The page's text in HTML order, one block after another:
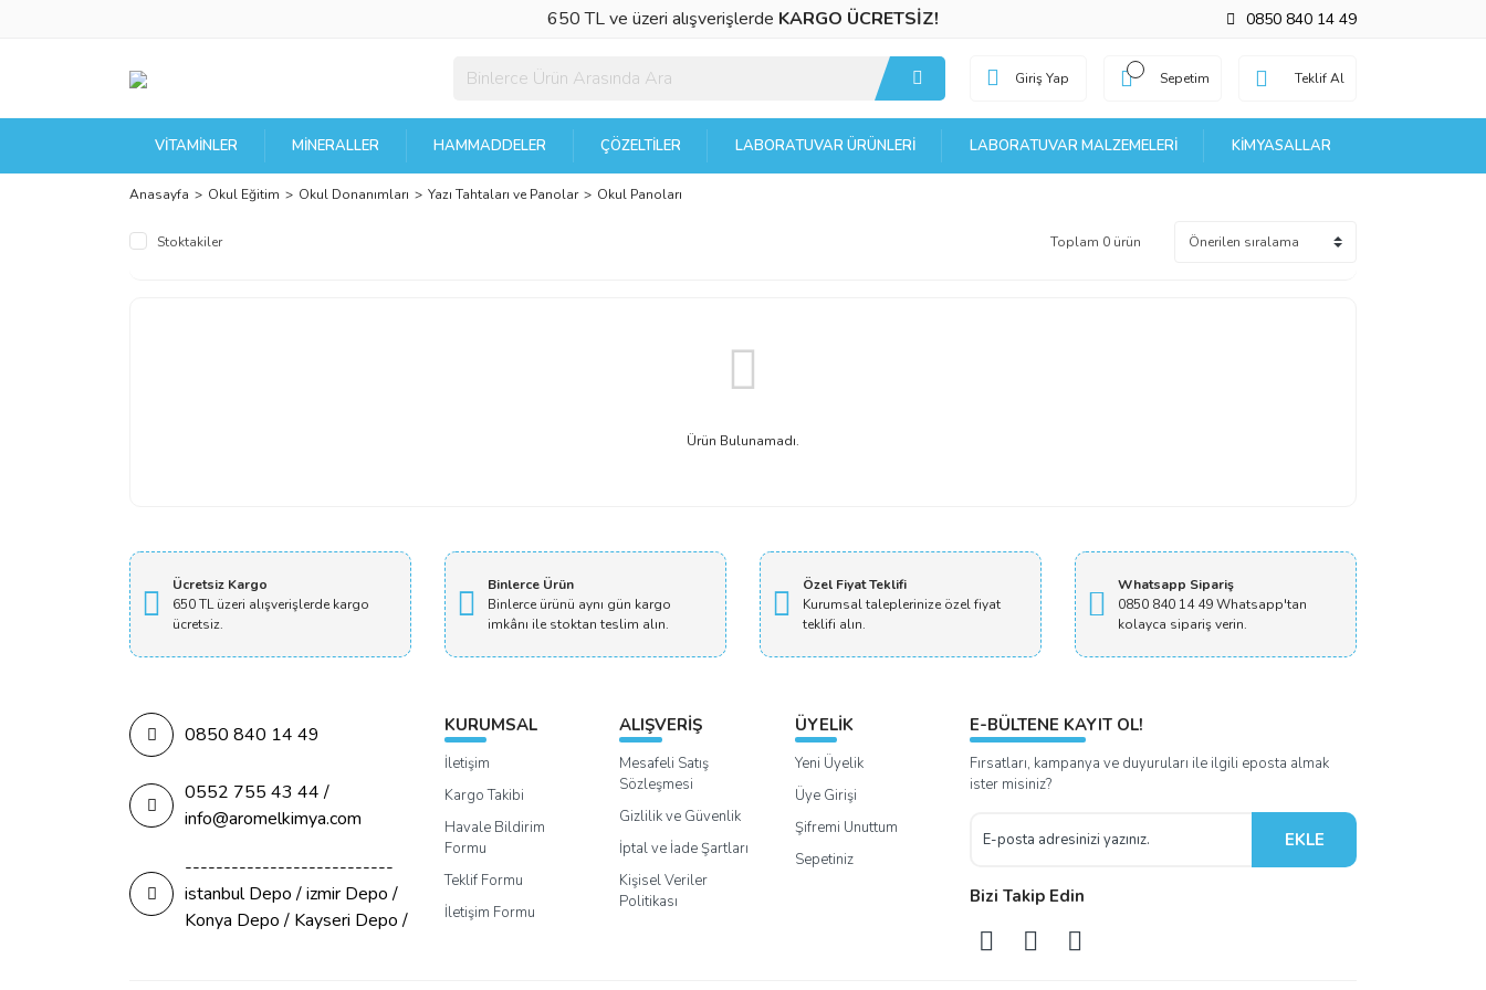
650 TL ve üzeri alışverişlerde KARGO ÜCRETSİZ! 0850 840 14 49
Giriş Yap Sepetim Teklif Al
VITAMINLER MINERALLER HAMMADDELER ÇÖZELTILER LABORATUVAR ÜRÜNLERI LABORATUVAR MALZEMELERI KIMYASALLAR
Anasayfa Okul Eğitim Okul Donanımları Yazı Tahtaları ve Panolar Okul Panoları
Stoktakiler Toplam 0 ürün
Ürün Bulunamadı.
Ücretsiz Kargo
650 TL üzeri alışverişlerde kargo
ücretsiz.
Binlerce Ürün
Binlerce ürünü aynı gün kargo
imkânı ile stoktan teslim alın.
Özel Fiyat Teklifi
Kurumsal taleplerinize özel fiyat
teklifi alın.
Whatsapp Sipariş
0850 840 14 49 Whatsapp'tan
kolayca sipariş verin.
0850 840 14 49
0552 755 43 44 /
info@aromelkimya.com
---------------------------
istanbul Depo / izmir Depo /
Konya Depo / Kayseri Depo /
KURUMSAL
İletişim
Kargo Takibi
Havale Bildirim
Formu
Teklif Formu
İletişim Formu
ALIŞVERİŞ
Mesafeli Satış
Sözleşmesi
Gizlilik ve Güvenlik
İptal ve İade Şartları
Kişisel Veriler
Politikası
ÜYELİK
Yeni Üyelik
Üye Girişi
Şifremi Unuttum
Sepetiniz
E-BÜLTENE KAYIT OL!
Fırsatları, kampanya ve duyuruları ile ilgili eposta almak
ister misiniz?
EKLE
Bizi Takip Edin